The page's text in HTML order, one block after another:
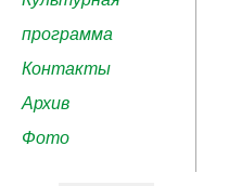
программа
Контакты
Архив
Фото